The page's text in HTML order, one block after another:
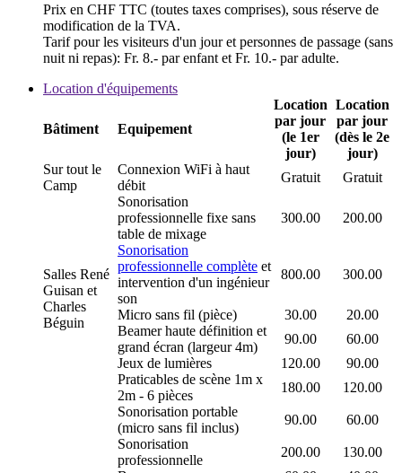
Prix en CHF TTC (toutes taxes comprises), sous réserve de
modification de la TVA.
Tarif pour les visiteurs d'un jour et personnes de passage (sans
nuit ni repas): Fr. 8.- par enfant et Fr. 10.- par adulte.
Location d'équipements
Bâtiment Equipement
Location
par jour
(le 1er
jour)
Location
par jour
(dès le 2e
jour)
Sur tout le
Camp
Connexion WiFi à haut
débit
Gratuit Gratuit
Salles René
Guisan et
Charles
Béguin
Sonorisation
professionnelle fixe sans
table de mixage
300.00 200.00
Sonorisation
professionnelle complète et
intervention d'un ingénieur
son
800.00 300.00
Micro sans fil (pièce) 30.00
20.00
Beamer haute définition et
grand écran (largeur 4m)
90.00
60.00
Jeux de lumières
120.00
90.00
Praticables de scène 1m x
2m - 6 pièces
180.00 120.00
Sonorisation portable
(micro sans fil inclus)
90.00
60.00
Sonorisation
professionnelle
200.00
130.00